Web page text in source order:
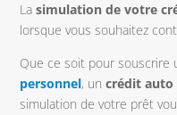
Lasimulation de votre
lorsque vous souhaitez
Que ce soit pour souscrire
personnel, un crédit auto
simulation de votre prêt